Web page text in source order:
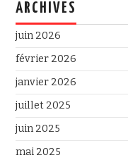
ARCHIVES
juin 2026
février 2026
janvier 2026
juillet 2025
juin 2025
mai 2025